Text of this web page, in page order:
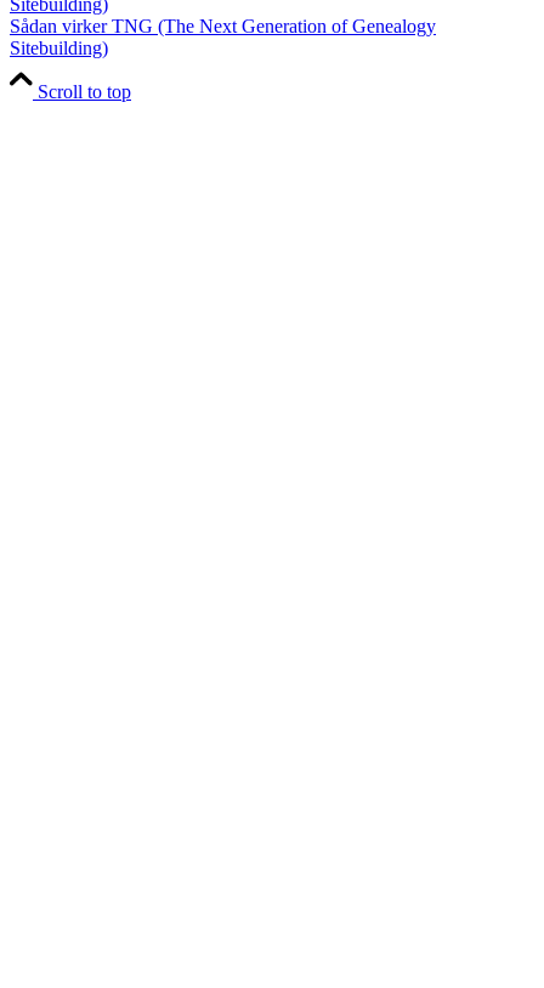
Sådan virker TNG (The Next Generation of Genealogy
Sitebuilding)
Scroll to top